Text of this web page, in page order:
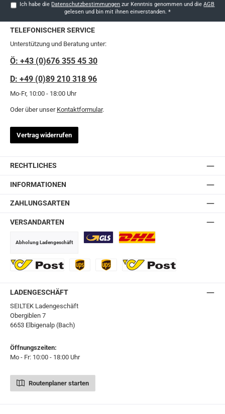
Ich habe die Datenschutzbestimmungen zur Kenntnis genommen und dieAGB
gelesen und bin mit ihnen einverstanden. *
TELEFONISCHER SERVICE
Unterstützung und Beratung unter:
Ö: +43 (0)676 355 45 30
D: +49 (0)89 210 318 96
Mo-Fr, 10:00 - 18:00 Uhr
Oder über unser Kontaktformular.
Vertrag widerrufen
RECHTLICHES
INFORMATIONEN
ZAHLUNGSARTEN
VERSANDARTEN
Abholung Ladengeschäft
LADENGESCHÄFT
SEILTEK Ladengeschäft
Obergiblen 7
6653 Elbigenalp (Bach)
Öffnungszeiten:
Mo - Fr: 10:00 - 18:00 Uhr
Routenplaner starten